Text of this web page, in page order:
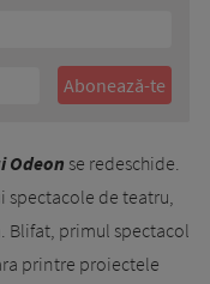
Odeon se redeschide.
spectacole de teatru,
Blifat, primul spectacol
printre proiectele